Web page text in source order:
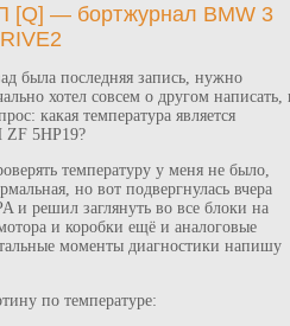
[Q] — бортжурнал BMW 3
была последняя запись, нужно
хотел совсем о другом написать,
какая температура является
ZF 5HP19?
температуру у меня не было,
но вот подвергнулась вчера
и решил заглянуть во все блоки на
и коробки ещё и аналоговые
моменты диагностики напишу
по температуре: